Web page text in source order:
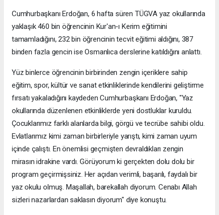
Cumhurbaşkanı Erdoğan, 6 hafta süren TÜGVA yaz okullarında
yaklaşık 460 bin öğrencinin Kur'an-ı Kerim eğitimini
tamamladığını, 232 bin öğrencinin tecvit eğitimi aldığını, 387
binden fazla gencin ise Osmanlıca derslerine katıldığını anlattı.
Yüz binlerce öğrencinin birbirinden zengin içeriklere sahip
eğitim, spor, kültür ve sanat etkinliklerinde kendilerini geliştirme
fırsatı yakaladığını kaydeden Cumhurbaşkanı Erdoğan, "Yaz
okullarında düzenlenen etkinliklerde yeni dostluklar kuruldu.
Çocuklarımız farklı alanlarda bilgi, görgü ve tecrübe sahibi oldu.
Evlatlarımız kimi zaman birbirleriyle yarıştı, kimi zaman uyum
içinde çalıştı. En önemlisi geçmişten devraldıkları zengin
mirasın idrakine vardı. Görüyorum ki gerçekten dolu dolu bir
program geçirmişsiniz. Her açıdan verimli, başarılı, faydalı bir
yaz okulu olmuş. Maşallah, barekallah diyorum. Cenabı Allah
sizleri nazarlardan saklasın diyorum" diye konuştu.